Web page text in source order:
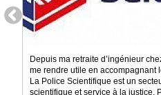
Depuis ma retraite d’ingénieur
me rendre utile en accompagnant
La Police Scientifique est un
scientifique et service à la justice.